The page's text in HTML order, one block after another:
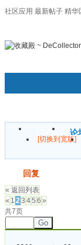
社区应用 最新帖子 精华
门户 论
[切换到宽版]
回复
« 返回列表
« 1 23 45 6 »
共7页
Go